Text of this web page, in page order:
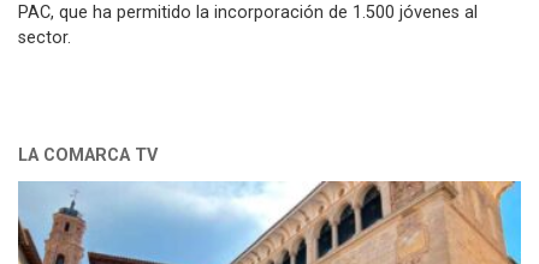
PAC, que ha permitido la incorporación de 1.500 jóvenes al
sector.
LA COMARCA TV